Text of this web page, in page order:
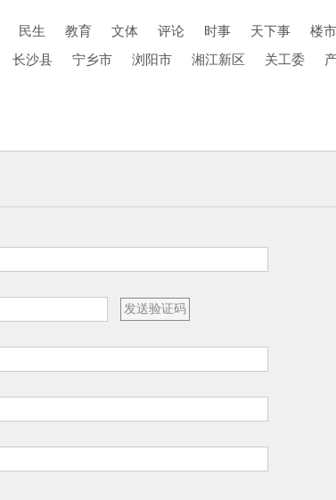
民生 教育 文体 评论 时事 天下事 楼市
长沙县 宁乡市 浏阳市 湘江新区 关工委